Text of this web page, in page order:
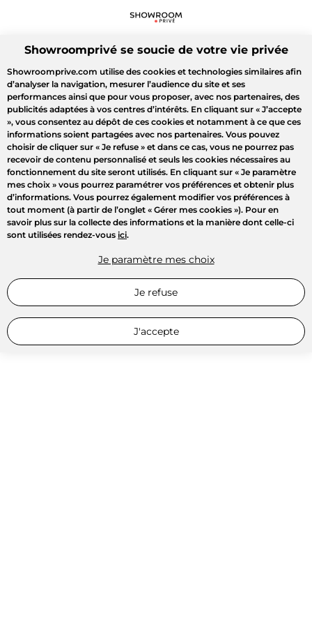
Showroomprivé se soucie de votre vie privée
Showroomprive.com utilise des cookies et technologies similaires afin
d’analyser la navigation, mesurer l’audience du site et ses
performances ainsi que pour vous proposer, avec nos partenaires, des
publicités adaptées à vos centres d’intérêts. En cliquant sur « J’accepte
», vous consentez au dépôt de ces cookies et notamment à ce que ces
informations soient partagées avec nos partenaires. Vous pouvez
choisir de cliquer sur « Je refuse » et dans ce cas, vous ne pourrez pas
recevoir de contenu personnalisé et seuls les cookies nécessaires au
fonctionnement du site seront utilisés. En cliquant sur « Je paramètre
mes choix » vous pourrez paramétrer vos préférences et obtenir plus
d’informations. Vous pourrez également modifier vos préférences à
tout moment (à partir de l’onglet « Gérer mes cookies »). Pour en
savoir plus sur la collecte des informations et la manière dont celle-ci
sont utilisées rendez-vous ici.
Je paramètre mes choix
Je refuse
J'accepte